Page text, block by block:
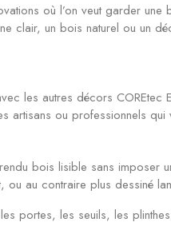
où l’on veut garder
clair, un bois naturel ou un
les autres décors COREtec
ou professionnels qui
bois lisible sans imposer
ou au contraire plus dessiné
portes, les seuils, les